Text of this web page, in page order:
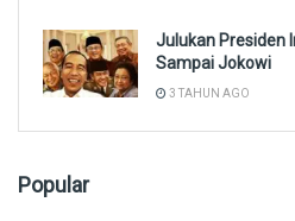
Julukan Presiden
Sampai Jokowi
3 TAHUN AGO
Popular